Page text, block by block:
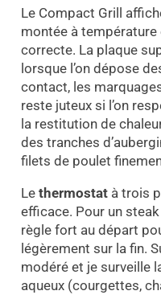
Le Compact Grill
montée à
correcte. La plaque
lorsque l’on dépose
contact, les
reste juteux si l’on
la restitution de
des tranches
filets de poulet
Le thermostatà trois
efficace. Pour un
règle fort au départ
légèrement sur la fin.
modéré et je surveille
aqueux (courgettes,